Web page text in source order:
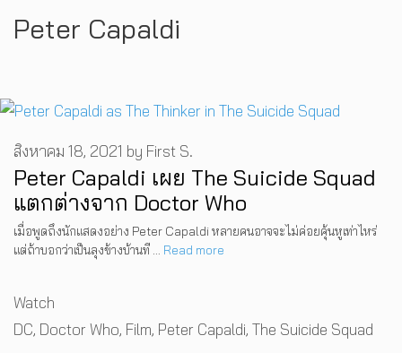
Peter Capaldi
Peter Capaldi เผย The Suicide Squad
แตกต่างจาก Doctor Who
สิงหาคม 18, 2021 by First S.
เมื่อพูดถึงนักแสดงอย่าง Peter Capaldi หลายคนอาจจะไม่ค่อยคุ้นหูเท่าไหร่
แต่ถ้าบอกว่าเป็นลุงข้างบ้านที … Read more
Categories
Watch
Tags
DC, Doctor Who, Film, Peter Capaldi, The Suicide Squad